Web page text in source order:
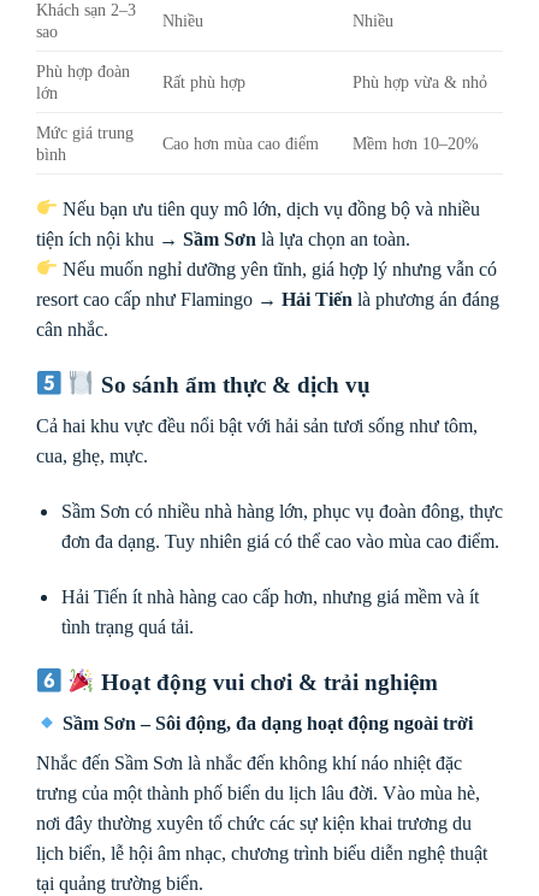
Khách sạn 2–3
sao
Nhiều Nhiều
Phù hợp đoàn
lớn
Rất phù hợp Phù hợp vừa & nhỏ
Mức giá trung
bình
Cao hơn mùa cao điểm Mềm hơn 10–20%
Nếu bạn ưu tiên quy mô lớn, dịch vụ đồng bộ và nhiều
tiện ích nội khu → Sầm Sơn là lựa chọn an toàn.
Nếu muốn nghỉ dưỡng yên tĩnh, giá hợp lý nhưng vẫn có
resort cao cấp như Flamingo → Hải Tiến là phương án đáng
cân nhắc.
So sánh ẩm thực & dịch vụ
Cả hai khu vực đều nổi bật với hải sản tươi sống như tôm,
cua, ghẹ, mực.
Sầm Sơn có nhiều nhà hàng lớn, phục vụ đoàn đông, thực
đơn đa dạng. Tuy nhiên giá có thể cao vào mùa cao điểm.
Hải Tiến ít nhà hàng cao cấp hơn, nhưng giá mềm và ít
tình trạng quá tải.
Hoạt động vui chơi & trải nghiệm
Sầm Sơn – Sôi động, đa dạng hoạt động ngoài trời
Nhắc đến Sầm Sơn là nhắc đến không khí náo nhiệt đặc
trưng của một thành phố biển du lịch lâu đời. Vào mùa hè,
nơi đây thường xuyên tổ chức các sự kiện khai trương du
lịch biển, lễ hội âm nhạc, chương trình biểu diễn nghệ thuật
tại quảng trường biển.